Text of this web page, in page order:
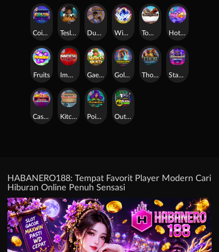
Casino Win Spin
Starstruck
Poison Eve
Golden Genie And The Walking Wilds
Immortal Fruits
Tesla Jolt Dungeon Quest
Coins of Fortune WiXX
Outsourced: Slash Game
Fruits
Hot 4 Cash
Tombstone
Gaelic Gold
Kitchen Drama: Sushi Mania
Thor: Hammer Time
HABANERO188: Tempat Favorit Player Modern Cari
Hiburan Online Penuh Sensasi